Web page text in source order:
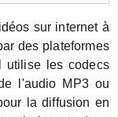
sur internet à
des plateformes
utilise les codecs
l'audio MP3 ou
la diffusion en